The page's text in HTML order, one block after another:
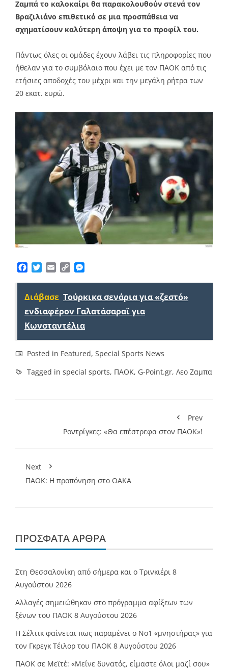
Ζαμπά το καλοκαίρι θα παρακολουθούν στενά τον
Βραζιλιάνο επιθετικό σε μια προσπάθεια να
σχηματίσουν καλύτερη άποψη για το προφίλ του.
Πάντως όλες οι ομάδες έχουν λάβει τις πληροφορίες που
ήθελαν για το συμβόλαιο που έχει με τον ΠΑΟΚ από τις
ετήσιες αποδοχές του μέχρι και την μεγάλη ρήτρα των
20 εκατ. ευρώ.
Facebook
TwitterEmailCopy
Διάβασε Τούρκικα σενάρια για «ζεστό»
ενδιαφέρον Γαλατάσαραϊ για
Κωνσταντέλια
Posted in Featured, Special Sports News
Tagged in special sports, ΠΑΟΚ, G-Point.gr, Λεο Ζαμπα
Prev
Ροντρίγκες: «Θα επέστρεφα στον ΠΑΟΚ»!
Next
ΠΑΟΚ: Η προπόνηση στο ΟΑΚΑ
ΠΡΌΣΦΑΤΑ ΆΡΘΡΑ
Στη Θεσσαλονίκη από σήμερα και ο Τρινκιέρι 8
Αυγούστου 2026
Αλλαγές σημειώθηκαν στο πρόγραμμα αφίξεων των
ξένων του ΠΑΟΚ 8 Αυγούστου 2026
Η Σέλτικ φαίνεται πως παραμένει ο Νο1 «μνηστήρας» για
τον Γκρεγκ Τέιλορ του ΠΑΟΚ 8 Αυγούστου 2026
ΠΑΟΚ σε Μεϊτέ: «Μείνε δυνατός, είμαστε όλοι μαζί σου»